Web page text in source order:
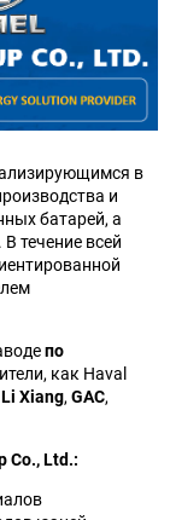
в
и
батарей, а
течение всей
по
как Haval
Li Xiang,GAC,
Co., Ltd.: